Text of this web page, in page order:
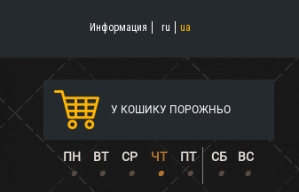
Информация ru ua
У КОШИКУ ПОРОЖНЬО
ПН ВТ СР ЧТ ПТ СБ ВС
• • • • • • •